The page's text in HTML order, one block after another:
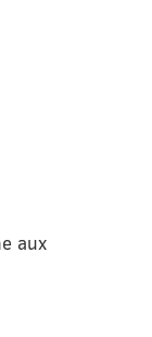
aux